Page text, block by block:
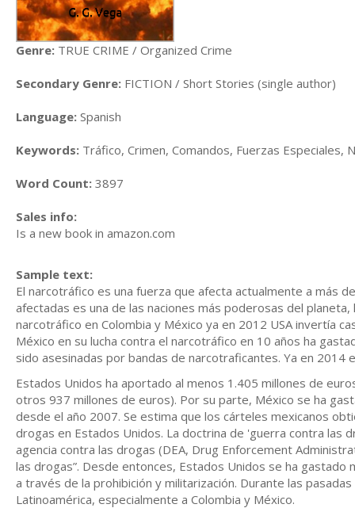
Genre: TRUE CRIME / Organized Crime
Secondary Genre: FICTION / Short Stories (single author)
Language: Spanish
Keywords: Tráfico, Crimen, Comandos, Fuerzas
Word Count: 3897
Sales info:
Is a new book in amazon.com
Sample text:
El narcotráfico es una fuerza que afecta actualmente a más
afectadas es una de las naciones más poderosas del
narcotráfico en Colombia y México ya en 2012 USA invertía
México en su lucha contra el narcotráfico en 10 años ha
sido asesinadas por bandas de narcotraficantes. Ya en
Estados Unidos ha aportado al menos 1.405 millones de
otros 937 millones de euros). Por su parte, México se ha
desde el año 2007. Se estima que los cárteles mexicanos
drogas en Estados Unidos. La doctrina de 'guerra contra las
agencia contra las drogas (DEA, Drug Enforcement
las drogas”. Desde entonces, Estados Unidos se ha
a través de la prohibición y militarización. Durante las
Latinoamérica, especialmente a Colombia y México.